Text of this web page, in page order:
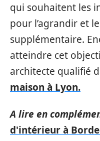
qui souhaitent les
pour l’agrandir et
supplémentaire.
atteindre cet
architecte qualifié
maison à Lyon.
A lire en
d'intérieur à